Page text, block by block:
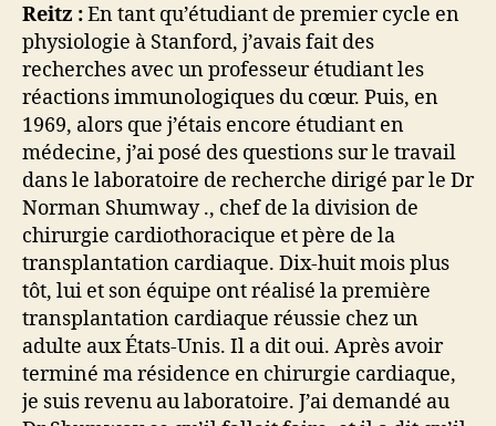
Reitz :En tant qu’étudiant de premier cycle en
physiologie à Stanford, j’avais fait des
recherches avec un professeur étudiant les
réactions immunologiques du cœur. Puis, en
1969, alors que j’étais encore étudiant en
médecine, j’ai posé des questions sur le travail
dans le laboratoire de recherche dirigé par le Dr
Norman Shumway ., chef de la division de
chirurgie cardiothoracique et père de la
transplantation cardiaque. Dix-huit mois plus
tôt, lui et son équipe ont réalisé la première
transplantation cardiaque réussie chez un
adulte aux États-Unis. Il a dit oui. Après avoir
terminé ma résidence en chirurgie cardiaque,
je suis revenu au laboratoire. J’ai demandé au